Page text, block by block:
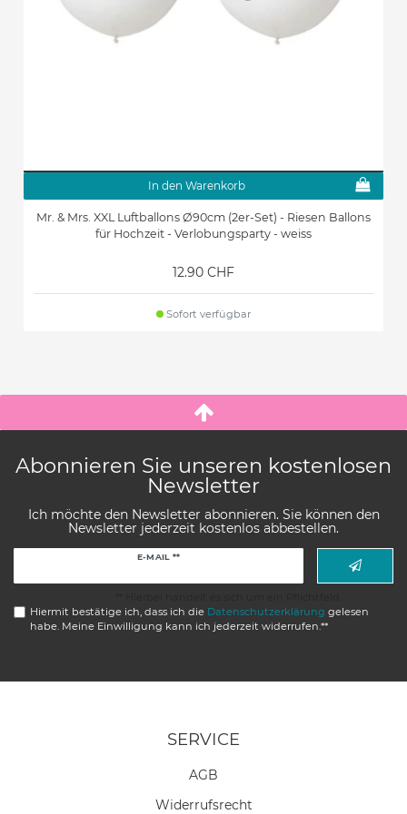
In den Warenkorb
Mr. & Mrs. XXL Luftballons Ø90cm (2er-Set) - Riesen Ballons
für Hochzeit - Verlobungsparty - weiss
12.90 CHF
Sofort verfügbar
Abonnieren Sie unseren kostenlosen
Newsletter
Ich möchte den Newsletter abonnieren. Sie können den
Newsletter jederzeit kostenlos abbestellen.
E-MAIL **
Hiermit bestätige ich, dass ich die Daten­schutz­erklärung gelesen
habe. Meine Einwilligung kann ich jederzeit widerrufen.**
SERVICE
AGB
Widerrufs­recht